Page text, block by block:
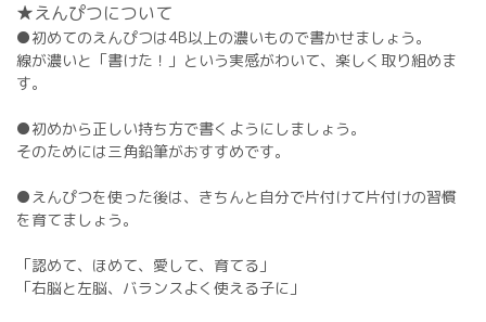
★えんぴつについて
●初めてのえんぴつは4B以上の濃いもので書かせましょう。
線が濃いと「書けた！」という実感がわいて、楽しく取り組めま
す。
●初めから正しい持ち方で書くようにしましょう。
そのためには三角鉛筆がおすすめです。
●えんぴつを使った後は、きちんと自分で片付けて片付けの習慣
を育てましょう。
「認めて、ほめて、愛して、育てる」
「右脳と左脳、バランスよく使える子に」